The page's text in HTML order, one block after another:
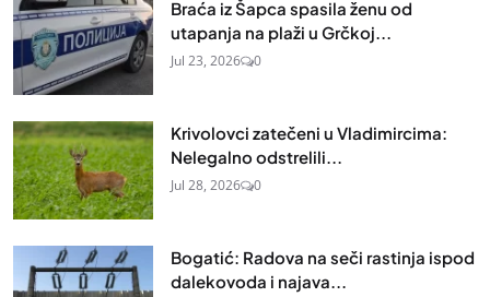
Braća iz Šapca spasila ženu od
utapanja na plaži u Grčkoj...
Jul 23, 2026 0
Krivolovci zatečeni u Vladimircima:
Nelegalno odstrelili...
Jul 28, 2026 0
Bogatić: Radova na seči rastinja ispod
dalekovoda i najava...